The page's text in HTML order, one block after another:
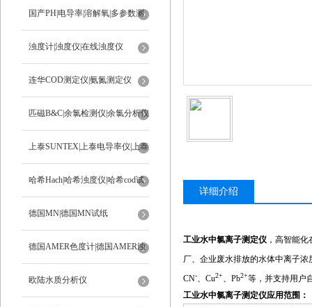
国产PH|电导率|溶解氧|多参数测
定仪
浊度计|浊度仪|在线浊度仪
连华COD测定仪|氨氮测定仪
匹磁B&C|余氯检测仪|余氯分析仪
上泰SUNTEX|上泰电导率仪|上泰
ph计
哈希Hach|哈希浊度仪|哈希cod试
剂
德国MN|德国MN试纸
德国AMER色度计|德国AMER浊
度计
欧陆水质分析仪
详细介绍
工业水中氯离子测定仪 ，高智能
厂、企业废水排放的水体中离子
CN-、Cu2+、Pb2+等，并支持用户
工业水中氯离子测定仪应用范围：